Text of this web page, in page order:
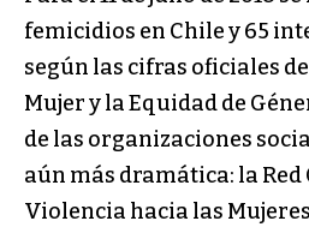
femicidios en Chile y 65
según las cifras oficiales
Mujer y la Equidad de
de las organizaciones
aún más dramática: la
Violencia hacia las